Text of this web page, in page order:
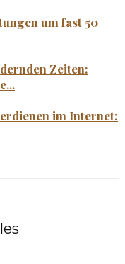
um fast 50
Zeiten:
im Internet: